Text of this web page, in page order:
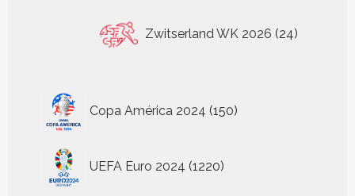
Zwitserland WK 2026 24
producten
Copa América 2024 150
producten
UEFA Euro 2024 1220
producten